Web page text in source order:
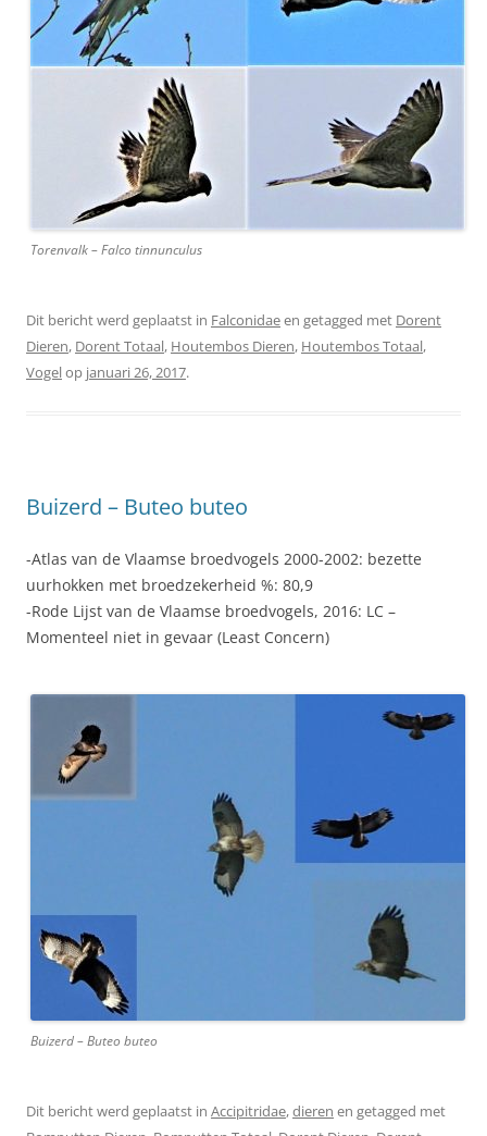
Torenvalk – Falco tinnunculus
Dit bericht werd geplaatst in Falconidaeen getagged met Dorent
Dieren, Dorent Totaal, Houtembos Dieren, Houtembos Totaal,
Vogelop januari 26, 2017.
Buizerd – Buteo buteo
-Atlas van de Vlaamse broedvogels 2000-2002: bezette
uurhokken met broedzekerheid %: 80,9
-Rode Lijst van de Vlaamse broedvogels, 2016: LC –
Momenteel niet in gevaar (Least Concern)
Buizerd – Buteo buteo
Dit bericht werd geplaatst in Accipitridae,dieren en getagged met